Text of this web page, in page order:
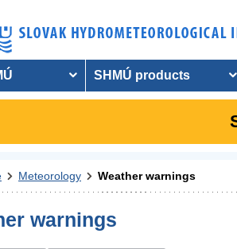
SHMÚ products
Meteorology Weather warnings
warnings